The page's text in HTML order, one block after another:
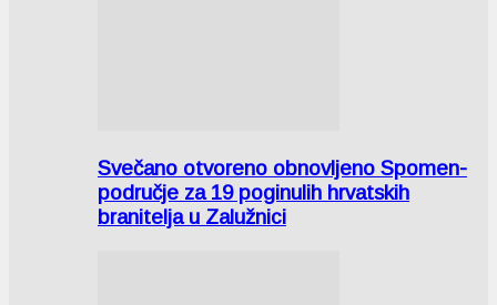
Svečano otvoreno obnovljeno Spomen-
područje za 19 poginulih hrvatskih
branitelja u Zalužnici